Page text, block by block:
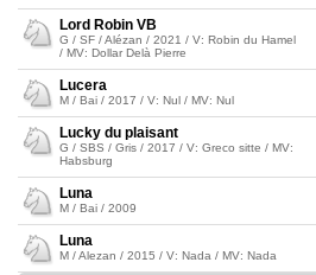
Lord Robin VB
G / SF / Alézan / 2021 / V: Robin du Hamel
/ MV: Dollar Delà Pierre
Lucera
M / Bai / 2017 / V: Nul / MV: Nul
Lucky du plaisant
G / SBS / Gris / 2017 / V: Greco sitte / MV:
Habsburg
Luna
M / Bai / 2009
Luna
M / Alezan / 2015 / V: Nada / MV: Nada